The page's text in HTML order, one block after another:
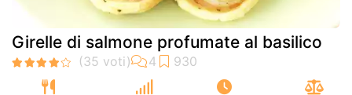
Girelle di salmone profumate al basilico